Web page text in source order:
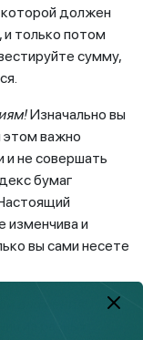
должен
и только потом
сумму,
Изначально вы
важно
и не совершать
бумаг
изменчива и
вы сами несете